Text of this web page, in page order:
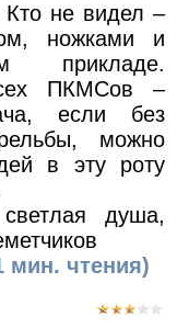
Кто не видел –
ножками и
прикладе.
ПКМСов –
если без
можно
в эту роту
душа,
мин. чтения)